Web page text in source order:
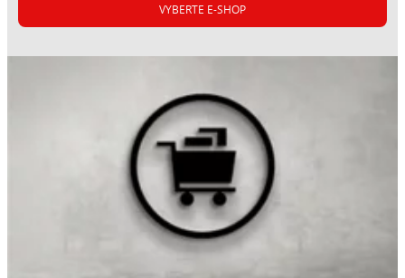
VYBERTE E-SHOP